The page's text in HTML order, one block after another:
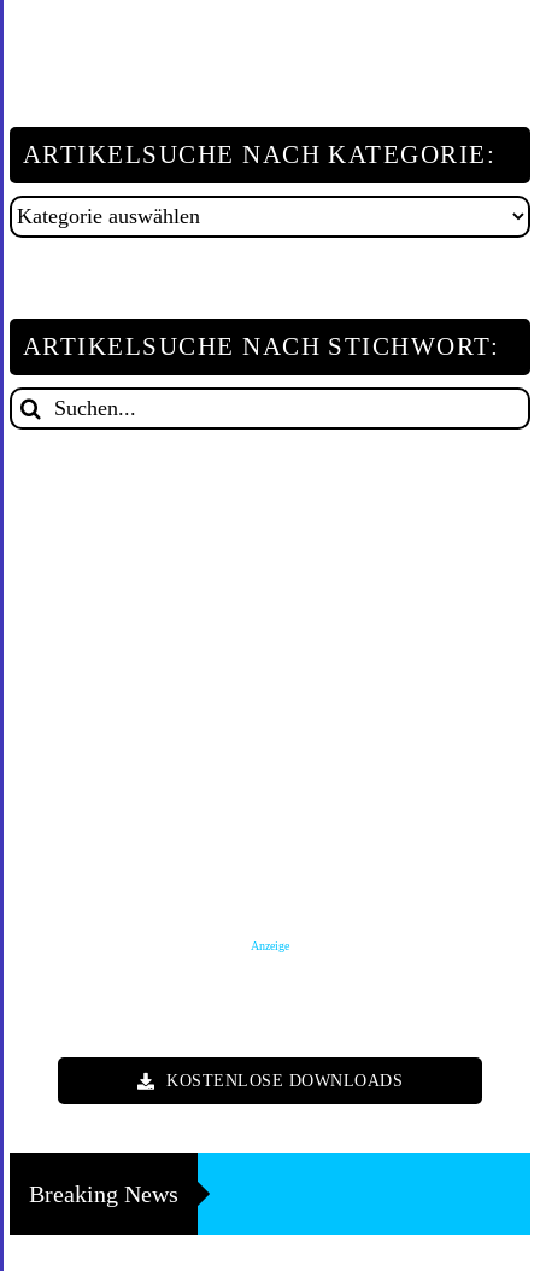
ARTIKELSUCHE NACH KATEGORIE:
Artikelsuche
ARTIKELSUCHE NACH STICHWORT:
Suche
Anzeige
KOSTENLOSE DOWNLOADS
Breaking News